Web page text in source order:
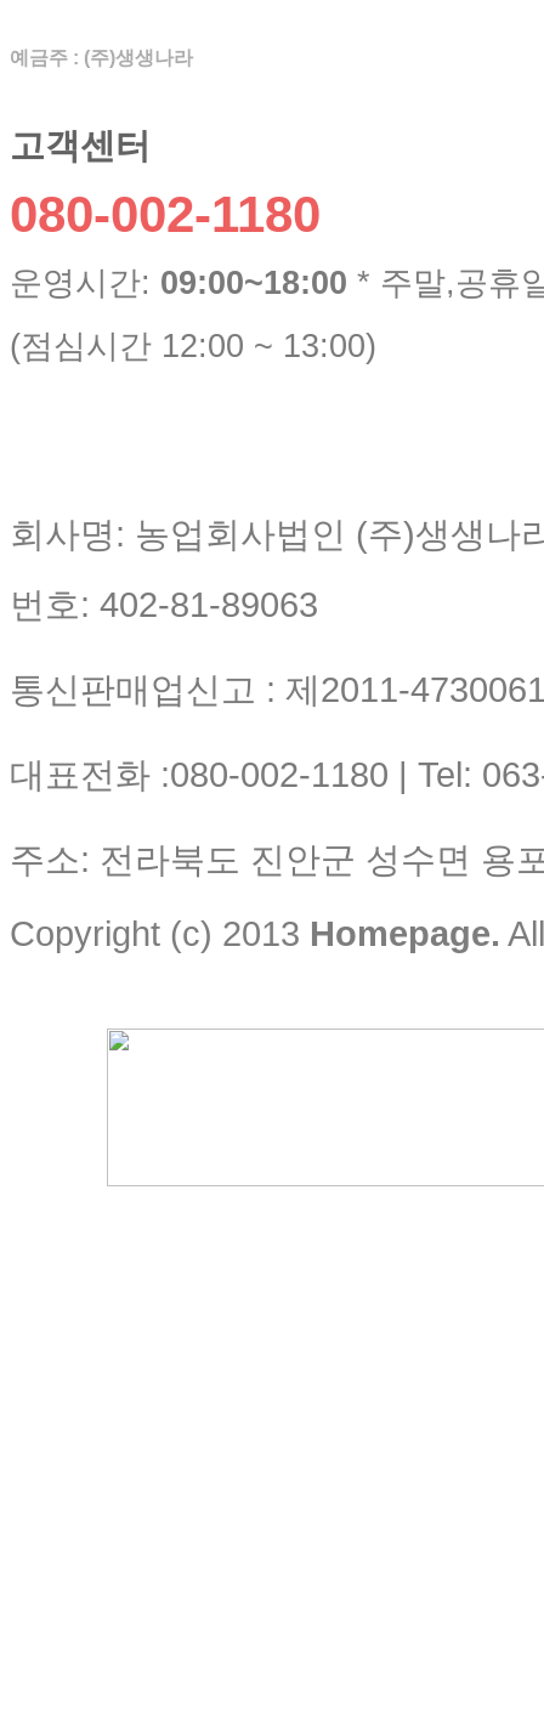
예금주 : (주)생생나라
고객센터
080-002-1180
운영시간: 09:00~18:00 * 주말,공휴
(점심시간 12:00 ~ 13:00)
회사명: 농업회사법인 (주)생생나
번호: 402-81-89063
통신판매업신고 : 제2011-
대표전화 :080-002-1180 | Tel:
주소: 전라북도 진안군 성수면 용
Copyright (c) 2013 Homepage.